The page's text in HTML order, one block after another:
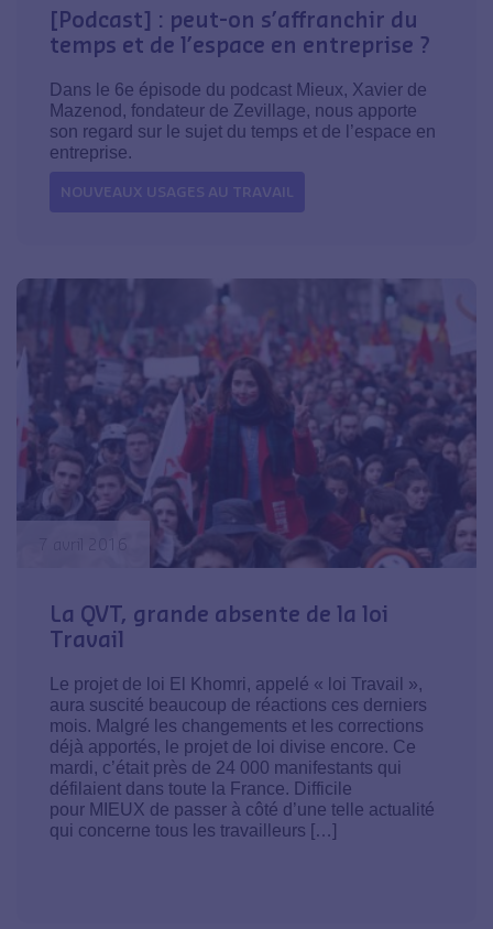
[Podcast] : peut-on s’affranchir du
temps et de l’espace en entreprise ?
Dans le 6e épisode du podcast Mieux, Xavier de
Mazenod, fondateur de Zevillage, nous apporte
son regard sur le sujet du temps et de l’espace en
entreprise.
NOUVEAUX USAGES AU TRAVAIL
La QVT, grande absente de la loi
Travail
Le projet de loi El Khomri, appelé « loi Travail »,
aura suscité beaucoup de réactions ces derniers
mois. Malgré les changements et les corrections
déjà apportés, le projet de loi divise encore. Ce
mardi, c’était près de 24 000 manifestants qui
défilaient dans toute la France. Difficile
pour MIEUX de passer à côté d’une telle actualité
qui concerne tous les travailleurs […]